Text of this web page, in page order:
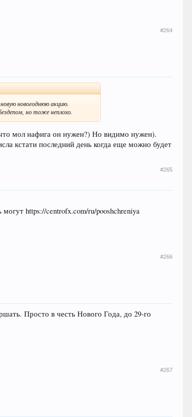
#264
новогоднюю акцию.
но тоже неплохо.
мол нафига он нужен?) Но видимо нужен).
кстати последний день когда еще можно будет
#265
https://centrofx.com/ru/pooshchreniya
#266
Просто в честь Нового Года, до 29-го
#267